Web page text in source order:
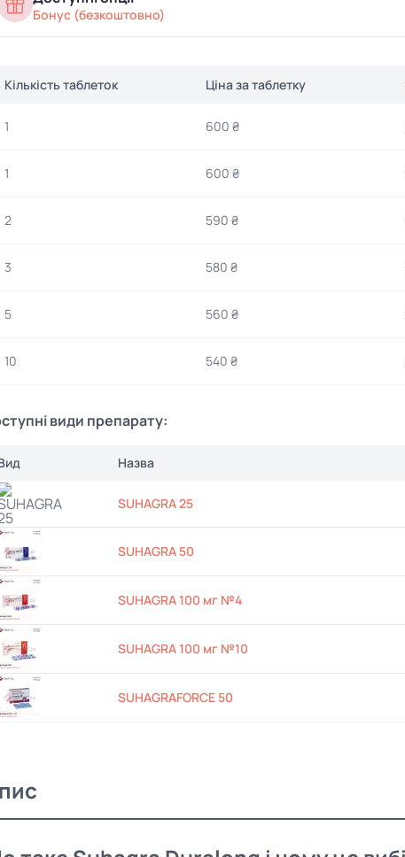
Бонус (безкоштовно)
Кількість таблеток Ціна за таблетку
1 600 ₴
1 600 ₴
2 590 ₴
3 580 ₴
5 560 ₴
10 540 ₴
види препарату:
Назва
SUHAGRA 25
SUHAGRA 50
SUHAGRA 100 мг №4
SUHAGRA 100 мг №10
SUHAGRAFORCE 50